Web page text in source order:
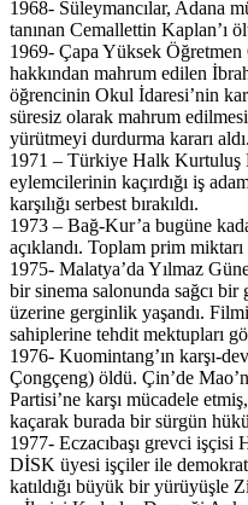
1968- Süleymancılar, Adana
tanınan Cemallettin Kaplan’ı
1969- Çapa Yüksek Öğretmen
hakkından mahrum edilen
öğrencinin Okul İdaresi’nin
süresiz olarak mahrum
yürütmeyi durdurma kararı aldı.
1971 – Türkiye Halk Kurtuluş
eylemcilerinin kaçırdığı iş
karşılığı serbest bırakıldı.
1973 – Bağ-Kur’a bugüne
açıklandı. Toplam prim
1975- Malatya’da Yılmaz
bir sinema salonunda sağcı
üzerine gerginlik yaşandı.
sahiplerine tehdit mektupları
1976- Kuomintang’ın karşı-
Çongçeng) öldü. Çin’de
Partisi’ne karşı mücadele
kaçarak burada bir sürgün
1977- Eczacıbaşı grevci işçisi
DİSK üyesi işçiler ile
katıldığı büyük bir yürüyüşle